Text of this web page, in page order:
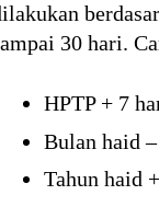
30 hari.
HPTP + 7
Bulan haid
Tahun haid